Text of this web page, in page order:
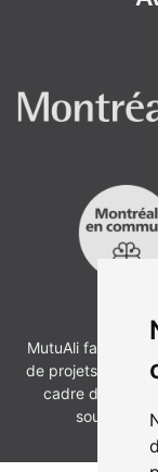
MutuAli fait partie
de projets
cadre du Défi
soutien